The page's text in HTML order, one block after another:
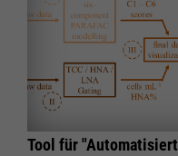
Tool für